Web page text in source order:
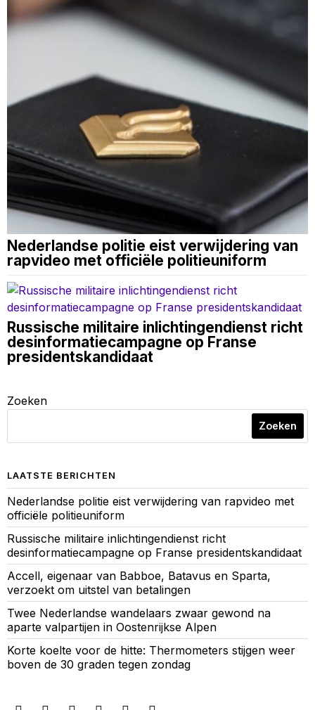
Nederlandse politie eist verwijdering van
rapvideo met officiële politieuniform
Russische militaire inlichtingendienst richt
desinformatiecampagne op Franse
presidentskandidaat
Zoeken
Zoeken
LAATSTE BERICHTEN
Nederlandse politie eist verwijdering van rapvideo met
officiële politieuniform
Russische militaire inlichtingendienst richt
desinformatiecampagne op Franse presidentskandidaat
Accell, eigenaar van Babboe, Batavus en Sparta,
verzoekt om uitstel van betalingen
Twee Nederlandse wandelaars zwaar gewond na
aparte valpartijen in Oostenrijkse Alpen
Korte koelte voor de hitte: Thermometers stijgen weer
boven de 30 graden tegen zondag